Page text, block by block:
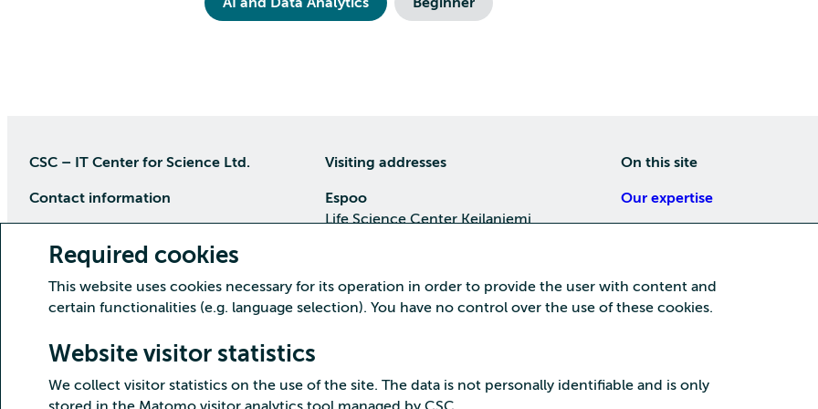
Required cookies
This website uses cookies necessary for its operation in order to provide the user with content and
certain functionalities (e.g. language selection). You have no control over the use of these cookies.
Website visitor statistics
We collect visitor statistics on the use of the site. The data is not personally identifiable and is only
CSC – IT Center for Science Ltd.
Contact information
phone (09) 457 2001 (switchboard)
Customer service
(09) 457 2821
Detailed contact information
Visiting addresses
Espoo
Life Science Center Keilaniemi
Kajaani Data Center
Directions
On this site
Our expertise
Training